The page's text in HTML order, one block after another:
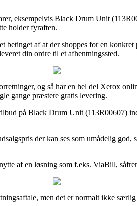
eksempelvis Black Drum Unit
holder fyraften.
betinget af at der shoppes for en
din ordre til et afhentningssted.
og så har en hel del Xerox
gange præstere gratis levering.
på Black Drum Unit (113R00607)
der kan ses som umådelig
af en løsning som f.eks. ViaBill,
men det er normalt ikke